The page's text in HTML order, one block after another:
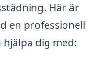
Här är
en professionell
dig med: